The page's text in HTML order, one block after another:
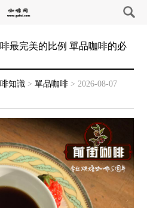
最完美的比例 單品咖啡的必
知識 >單品咖啡 >2026-08-07